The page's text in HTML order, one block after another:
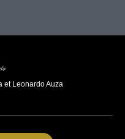
et Leonardo Auza